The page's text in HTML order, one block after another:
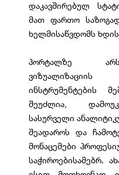
დაკავშირებულ
მათ ფართო
ხელმისაწვდომს
პორტალზე
ინსტრუმენტების
შეუძლია,
სასურველი
შეადაროს და
მონაცემები
საჭიროებისამებრ.